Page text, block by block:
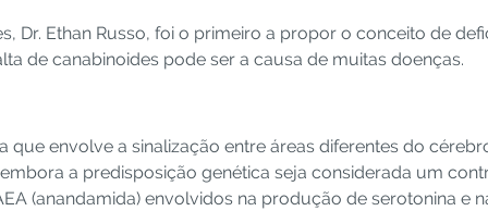
Dr. Ethan Russo, foi o primeiro a propor o conceito de
de canabinoides pode ser a causa de muitas doenças.
envolve a sinalização entre áreas diferentes do
a predisposição genética seja considerada um
(anandamida) envolvidos na produção de serotonina e